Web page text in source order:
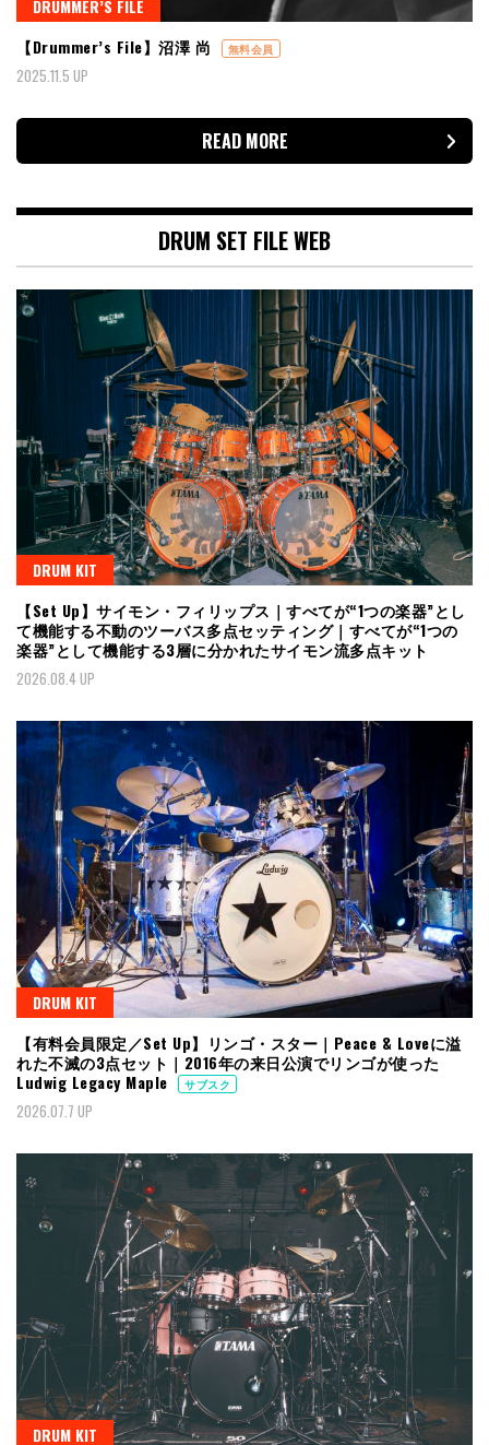
DRUMMER’S FILE
【Drummer’s File】沼澤 尚
無料会員
2025.11.5 UP
READ MORE
DRUM SET FILE WEB
DRUM KIT
【Set Up】サイモン・フィリップス｜すべてが“1つの楽器”とし
て機能する不動のツーバス多点セッティング｜すべてが“1つの
楽器”として機能する3層に分かれたサイモン流多点キット
2026.08.4 UP
DRUM KIT
【有料会員限定／Set Up】リンゴ・スター｜Peace & Loveに溢
れた不滅の3点セット｜2016年の来日公演でリンゴが使った
Ludwig Legacy Maple
サブスク
2026.07.7 UP
DRUM KIT